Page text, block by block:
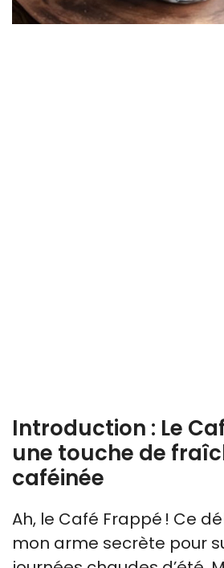
Introduction : Le
une touche de
caféinée
Ah, le Café Frappé ! Ce
mon arme secrète pour